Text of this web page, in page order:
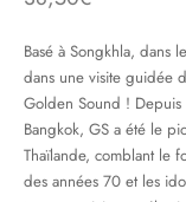
Basé à Songkhla, dans
dans une visite guidée
Golden Sound ! Depuis
Bangkok, GS a été le
Thaïlande, comblant le
des années 70 et les
HIP-HOP
MUSIQUES